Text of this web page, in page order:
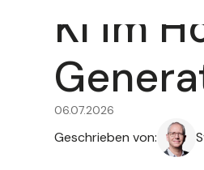
KI im
06.07.2026
Geschrieben von: